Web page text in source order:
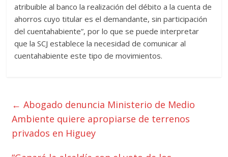
atribuible al banco la realización del débito a la cuenta de
ahorros cuyo titular es el demandante, sin participación
del cuentahabiente”, por lo que se puede interpretar
que la SCJ establece la necesidad de comunicar al
cuentahabiente este tipo de movimientos.
← Abogado denuncia Ministerio de Medio
Ambiente quiere apropiarse de terrenos
privados en Higuey